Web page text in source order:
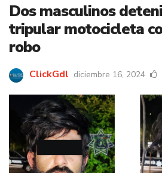
Dos masculinos
tripular motocicleta
robo
ClickGdl diciembre 16, 2024